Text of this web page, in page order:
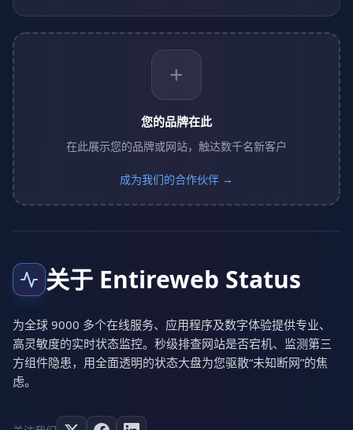
+
您的品牌在此
在此展示您的品牌或网站，触达数千名新客户
成为我们的合作伙伴 →
关于 Entireweb Status
为全球 9000 多个在线服务、应用程序及数字体验提供专业、
高灵敏度的实时状态监控。秒级排查网站是否宕机、监测第三
方组件隐患，用全面透明的状态大盘为您驱散“未知断网”的焦
虑。